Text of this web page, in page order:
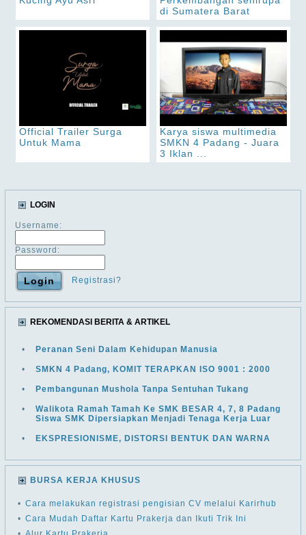
di Sumatera Barat
Official Trailer Surga
Untuk Mama
Karya siswa multimedia
SMKN 4 Padang - Juara
3 Iklan ...
LOGIN
Username:
Password:
Registrasi?
REKOMENDASI BERITA & ARTIKEL
• Peranan Seni Dalam Kehidupan Manusia
• SMKN 4 Padang, KOMIT TERAPKAN ISO 9001 : 2000
• Pembangunan Mushola Tanpa Sentuhan Tukang
•
Walikota Ramah Tamah Ke SMK BESAR 4, 7, 8 Padang
Siswa SMK Dipersiapkan Menjadi Tenaga Kerja Luar
• EKSPRESIONISME, DISTORSI BENTUK DAN WARNA
BURSA KERJA KHUSUS
• Cara melakukan registrasi pengisian CV melalui Karirhub
• Cara Mudah Daftar Kartu Prakerja dan Ikuti Trik Ini